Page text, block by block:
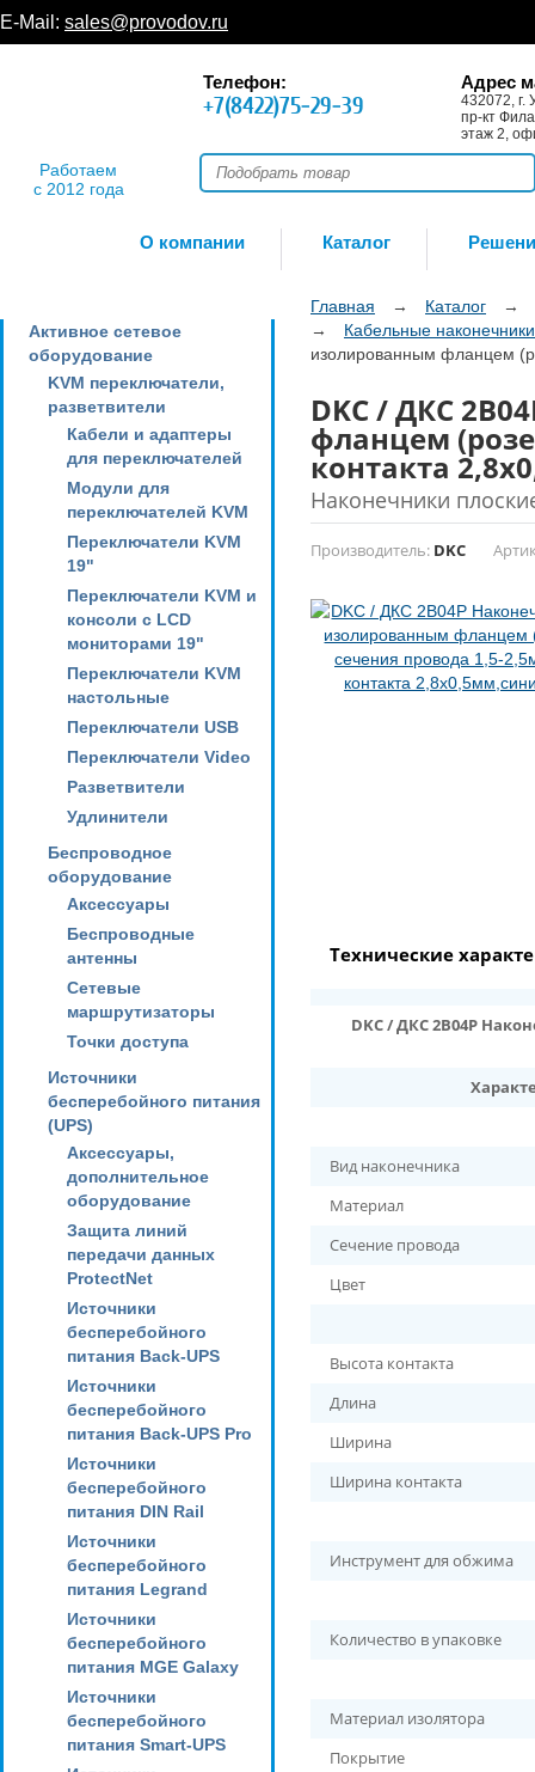
E-Mail: sales@provodov.ru
Работаем
с 2012 года
Телефон:
+7(8422)75-29-39
Адрес
432072, г.
пр-кт
этаж 2,
О компании Каталог
Активное сетевое
оборудование
KVM переключатели,
разветвители
Кабели и адаптеры
для переключателей
Модули для
переключателей KVM
Переключатели KVM
19"
Переключатели KVM и
консоли с LCD
мониторами 19"
Переключатели KVM
настольные
Переключатели USB
Переключатели Video
Разветвители
Удлинители
Беспроводное
оборудование
Аксессуары
Беспроводные
антенны
Сетевые
маршрутизаторы
Точки доступа
Источники
бесперебойного питания
(UPS)
Аксессуары,
дополнительное
оборудование
Защита линий
передачи данных
ProtectNet
Источники
бесперебойного
питания Back-UPS
Источники
бесперебойного
питания Back-UPS Pro
Источники
бесперебойного
питания DIN Rail
Источники
бесперебойного
питания Legrand
Источники
бесперебойного
питания MGE Galaxy
Источники
бесперебойного
питания Smart-UPS
Главная → Каталог
→
→
Кабельные
изолированным фланцем
DKC / ДКС
фланцем
контакта
Наконечники
Производитель: DKC
Технические
DKC / ДКС 2B04P
Вид наконечника
Материал
Сечение провода
Цвет
Высота контакта
Длина
Ширина
Ширина контакта
Инструмент для обжима
Количество в упаковке
Материал изолятора
Покрытие